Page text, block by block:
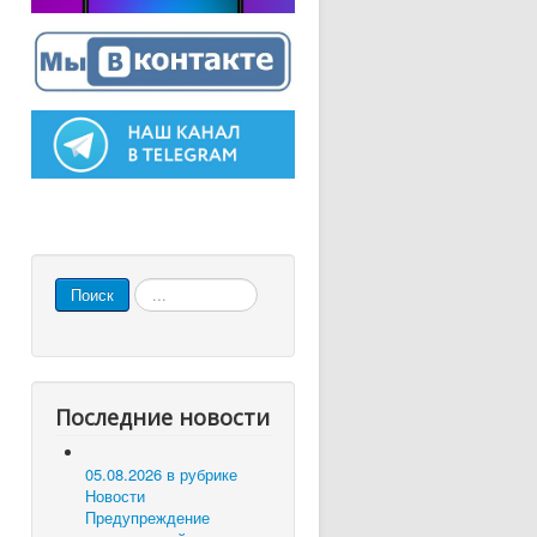
Поиск Искать...
Последние новости
05.08.2026 в рубрике
Новости
Предупреждение